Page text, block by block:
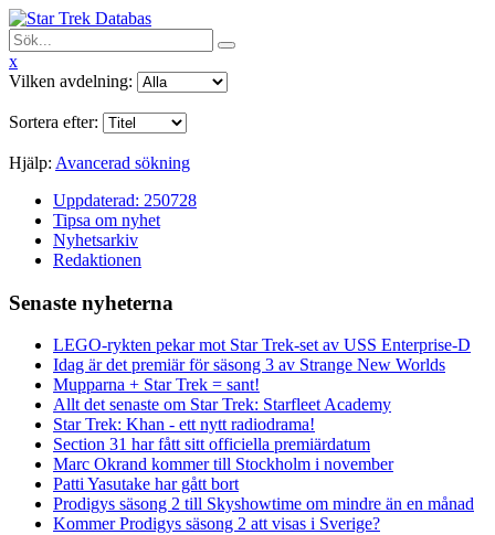
x
Vilken avdelning:
Sortera efter:
Hjälp: Avancerad sökning
Uppdaterad: 250728
Tipsa om nyhet
Nyhetsarkiv
Redaktionen
Senaste nyheterna
LEGO-rykten pekar mot Star Trek-set av USS Enterprise-D
Idag är det premiär för säsong 3 av Strange New Worlds
Mupparna + Star Trek = sant!
Allt det senaste om Star Trek: Starfleet Academy
Star Trek: Khan - ett nytt radiodrama!
Section 31 har fått sitt officiella premiärdatum
Marc Okrand kommer till Stockholm i november
Patti Yasutake har gått bort
Prodigys säsong 2 till Skyshowtime om mindre än en månad
Kommer Prodigys säsong 2 att visas i Sverige?